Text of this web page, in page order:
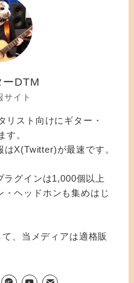
ーDTM
サイト
リスト向けにギター・
す。
X(Twitter)が最速です。
グインは1,000個以上
ヘッドホンも集めはじ
、当メディアは適格販